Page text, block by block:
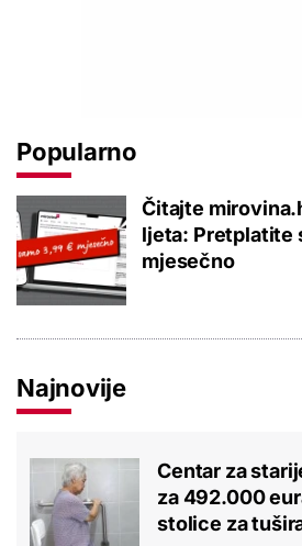
Popularno
Čitajte
ljeta: Pretplatite
mjesečno
Najnovije
Centar za
za 492.000
stolice za